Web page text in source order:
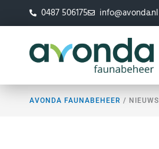
de
0487 506175 info@avonda.nl
AVONDA FAUNABEHEER / NIEUWS